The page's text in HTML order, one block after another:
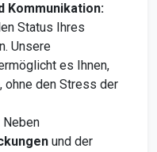
Kommunikation:
Status Ihres
Unsere
es Ihnen,
ohne den Stress der
Neben
und der